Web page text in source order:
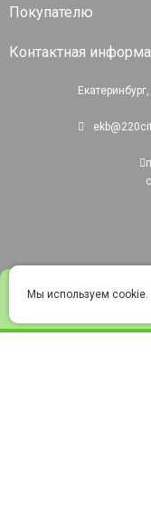
Войти
Покупателю
Контактная
Мы используем cookie.